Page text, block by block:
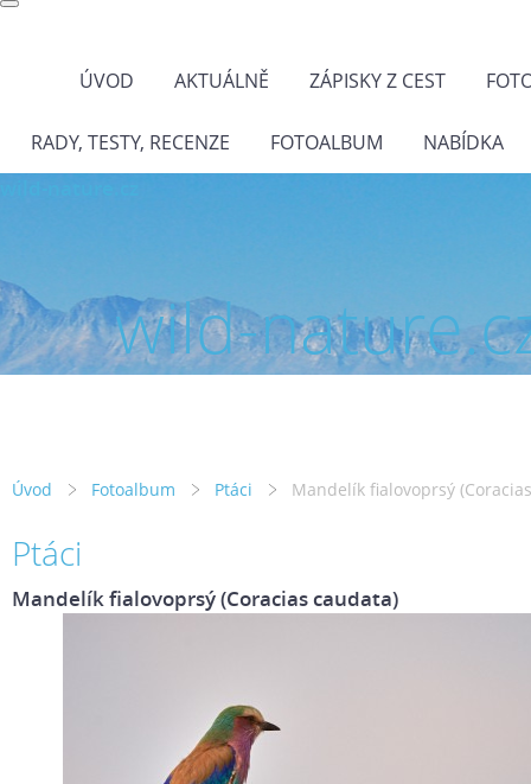
ÚVOD AKTUÁLNĚ ZÁPISKY Z CEST
RADY, TESTY, RECENZE FOTOALBUM NABÍDKA
wild-
Úvod Fotoalbum Ptáci Mandelík fialovoprsý
Ptáci
Mandelík fialovoprsý (Coracias caudata)